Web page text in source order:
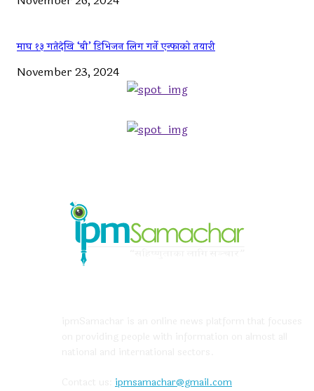
माघ १३ गतेदेखि ‘बी’ डिभिजन लिग गर्ने एन्फाको तयारी
November 23, 2024
ipmsamachar@gmail.com